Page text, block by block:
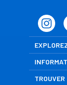
TROUVER